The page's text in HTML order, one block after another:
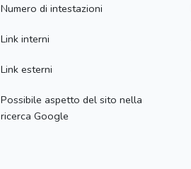
Numero di intestazioni
Link interni
Link esterni
Possibile aspetto del sito nella
ricerca Google